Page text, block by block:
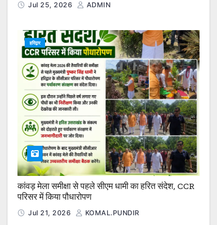
Jul 25, 2026 ADMIN
हरिद्वार
कांवड़ मेला समीक्षा से पहले सीएम धामी का हरित संदेश, CCR
परिसर में किया पौधारोपण
Jul 21, 2026 KOMAL.PUNDIR